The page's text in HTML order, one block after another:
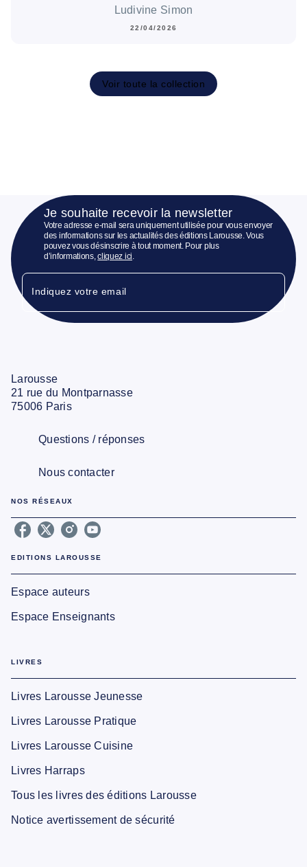
Ludivine Simon
22/04/2026
Voir toute la collection
Je souhaite recevoir la newsletter
Votre adresse e-mail sera uniquement utilisée pour vous envoyer
des informations sur les actualités des éditions Larousse. Vous
pouvez vous désinscrire à tout moment. Pour plus
d’informations,cliquez ici.
Indiquez votre email
Larousse
21 rue du Montparnasse
75006 Paris
Questions / réponses
Nous contacter
NOS RÉSEAUX
EDITIONS LAROUSSE
Espace auteurs
Espace Enseignants
LIVRES
Livres Larousse Jeunesse
Livres Larousse Pratique
Livres Larousse Cuisine
Livres Harraps
Tous les livres des éditions Larousse
Notice avertissement de sécurité